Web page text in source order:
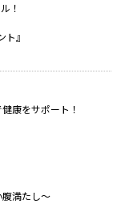
！
』
康をサポート！
満たし～